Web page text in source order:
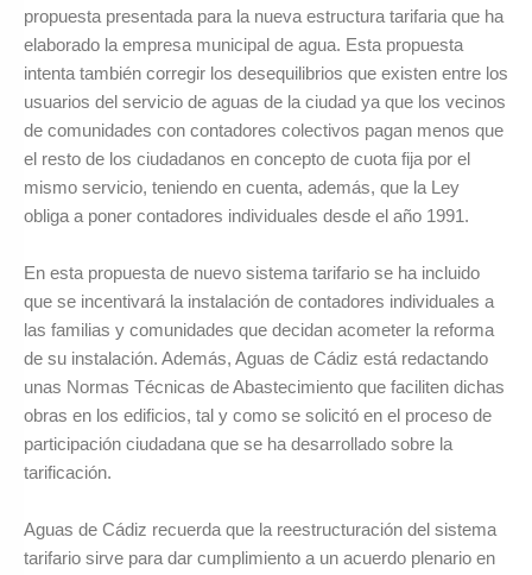
propuesta presentada para la nueva estructura tarifaria que ha
elaborado la empresa municipal de agua. Esta propuesta
intenta también corregir los desequilibrios que existen entre los
usuarios del servicio de aguas de la ciudad ya que los vecinos
de comunidades con contadores colectivos pagan menos que
el resto de los ciudadanos en concepto de cuota fija por el
mismo servicio, teniendo en cuenta, además, que la Ley
obliga a poner contadores individuales desde el año 1991.
En esta propuesta de nuevo sistema tarifario se ha incluido
que se incentivará la instalación de contadores individuales a
las familias y comunidades que decidan acometer la reforma
de su instalación. Además, Aguas de Cádiz está redactando
unas Normas Técnicas de Abastecimiento que faciliten dichas
obras en los edificios, tal y como se solicitó en el proceso de
participación ciudadana que se ha desarrollado sobre la
tarificación.
Aguas de Cádiz recuerda que la reestructuración del sistema
tarifario sirve para dar cumplimiento a un acuerdo plenario en